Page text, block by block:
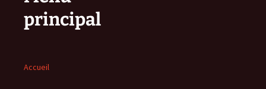
principal
Accueil